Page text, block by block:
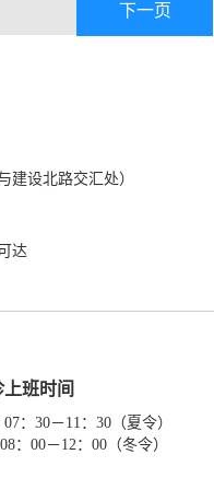
下一页
建设北路交汇处）
达
上班时间
07：30－11：30（夏令）
00－12：00（冬令）